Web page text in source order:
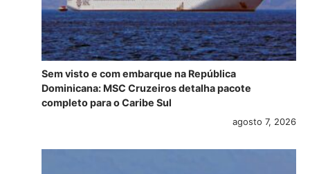
Sem visto e com embarque na República
Dominicana: MSC Cruzeiros detalha pacote
completo para o Caribe Sul
agosto 7, 2026